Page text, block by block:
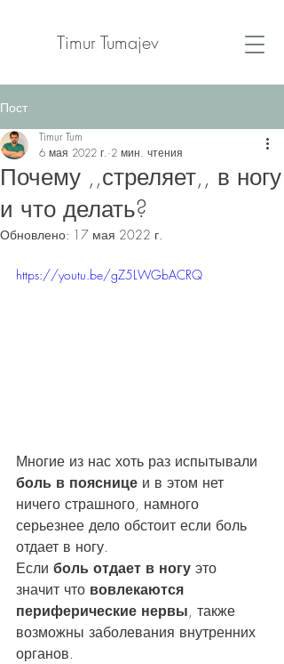
Timur Tumajev
Пост
Почему ,,стреляет,, в ногу
и что делать?
Timur Tum
6 мая 2022 г. 2 мин. чтения
Обновлено: 17 мая 2022 г.
https://youtu.be/gZ5LWGbACRQ
Многие из нас хоть раз испытывали
боль в пояснице и в этом нет
ничего страшного, намного
серьезнее дело обстоит если боль
отдает в ногу.
Если боль отдает в ногу это
значит что вовлекаются
периферические нервы, также
возможны заболевания внутренних
органов.